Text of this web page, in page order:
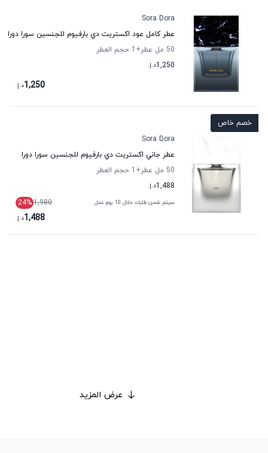
Sora Dora
عطر كامل عود اكستريت دي بارفيوم للجنسين سورا دورا
50 مل عطر
+1
حجم العطر
1,250د.إ.
1,250د.إ.
خصم خاص
Sora Dora
عطر جاني اكستريت دي بارفيوم للجنسين سورا دورا
50 مل عطر
+1
حجم العطر
1,488د.إ.
سيتم شحن طلبك خلال 10 يوم عمل 1,980
24%
1,488د.إ.
عرض المزيد